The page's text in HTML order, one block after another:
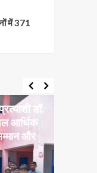
में 371
डॉ.
आर्थिक
और